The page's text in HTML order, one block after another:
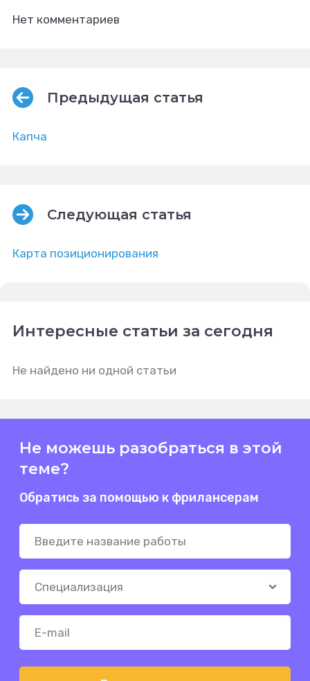
Нет комментариев
Предыдущая статья
Капча
Следующая статья
Карта позиционирования
Интересные статьи за сегодня
Не найдено ни одной статьи
Не можешь разобраться в этой
теме?
Обратись за помощью к фрилансерам